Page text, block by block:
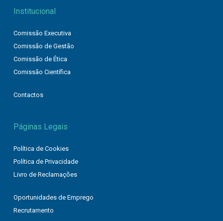
Institucional
Comissão Executiva
Comissão de Gestão
Comissão de Ética
Comissão Científica
Contactos
Páginas Legais
Política de Cookies
Política de Privacidade
Livro de Reclamações
Oportunidades de Emprego
Recrutamento